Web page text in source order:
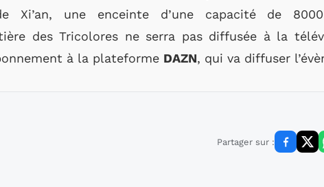
Xi’an, une enceinte d’une capacité de
des Tricolores ne serra pas diffusée à la
à la plateforme DAZN, qui va diffuser
Partager sur :